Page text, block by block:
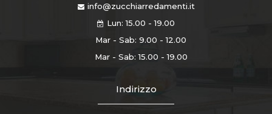
info@zucchiarredamenti.it
Lun: 15.00 - 19.00
Mar - Sab: 9.00 - 12.00
Mar - Sab: 15.00 - 19.00
Indirizzo